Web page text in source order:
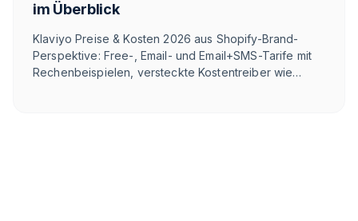
im Überblick
Klaviyo Preise & Kosten 2026 aus Shopify-Brand-
Perspektive: Free-, Email- und Email+SMS-Tarife mit
Rechenbeispielen, versteckte Kostentreiber wie